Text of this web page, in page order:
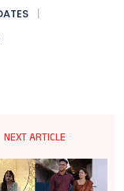
NEXT ARTICLE